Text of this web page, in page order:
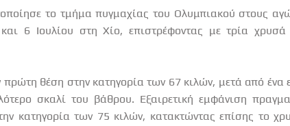
το τμήμα πυγμαχίας του Ολυμπιακού στους
6 Ιουλίου στη Χίο, επιστρέφοντας με τρία χρυσά
πρώτη θέση στην κατηγορία των 67 κιλών, μετά από ένα
σκαλί του βάθρου. Εξαιρετική εμφάνιση
κατηγορία των 75 κιλών, κατακτώντας επίσης το